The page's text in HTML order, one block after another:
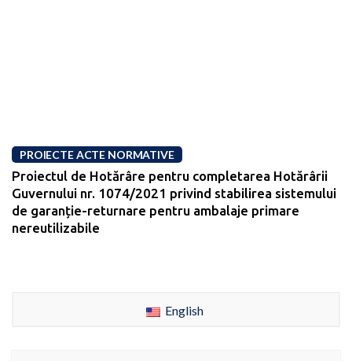
PROIECTE ACTE NORMATIVE
Proiectul de Hotărâre pentru completarea Hotărârii
Guvernului nr. 1074/2021 privind stabilirea sistemului
de garanție-returnare pentru ambalaje primare
nereutilizabile
English